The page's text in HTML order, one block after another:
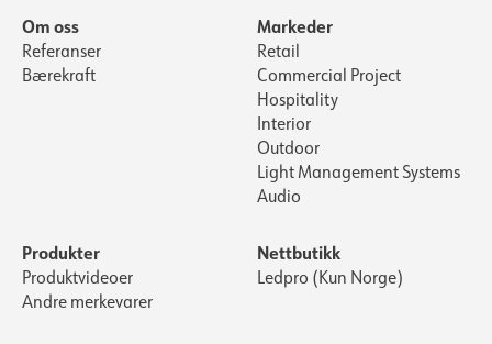
Om oss
Referanser
Bærekraft
Markeder
Retail
Commercial Project
Hospitality
Interior
Outdoor
Light Management Systems
Audio
Produkter
Produktvideoer
Andre merkevarer
Nettbutikk
Ledpro (Kun Norge)